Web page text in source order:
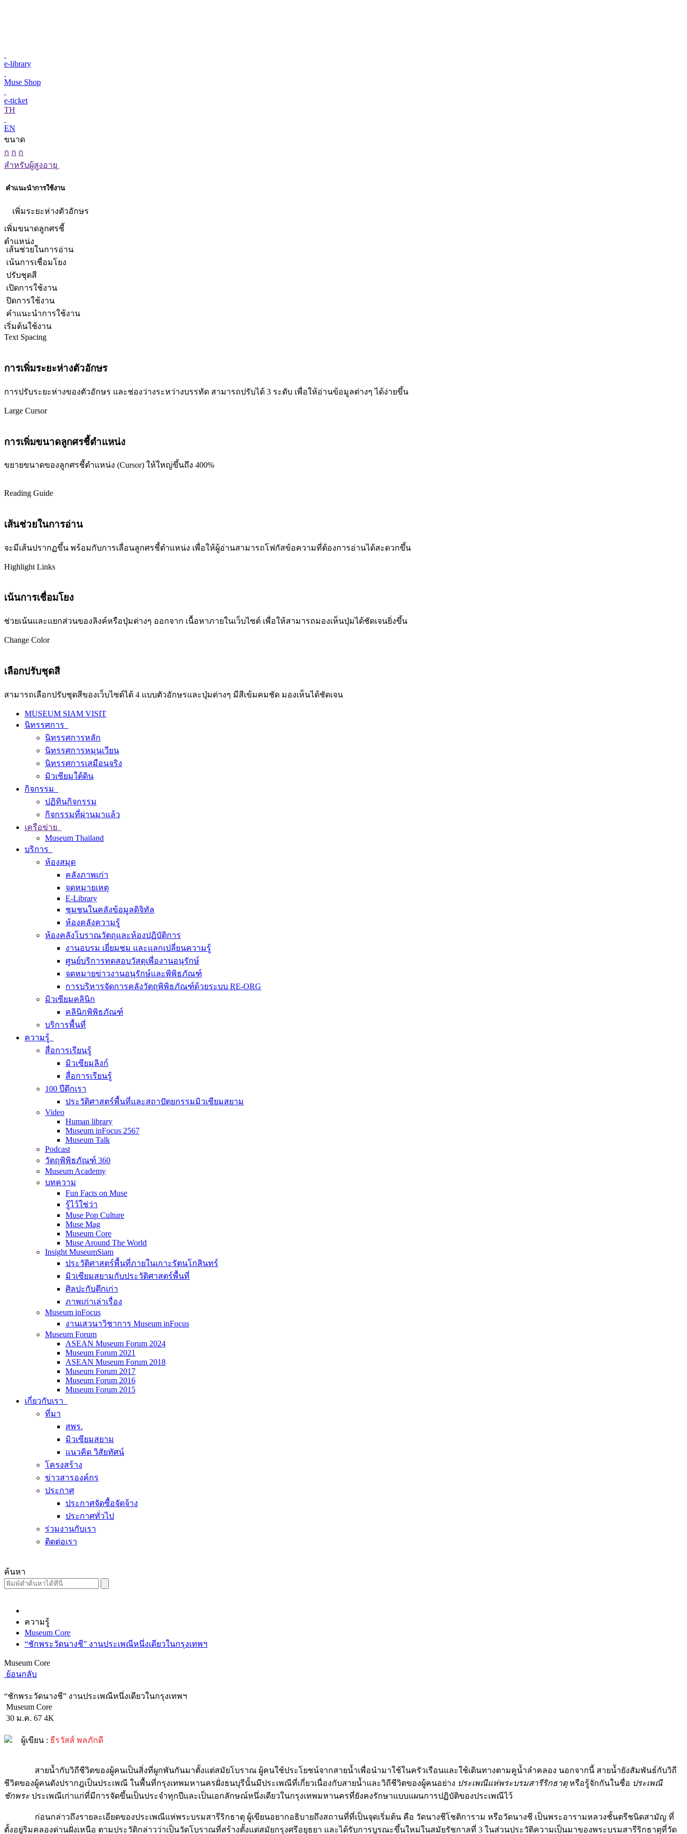
e-library
Muse Shop
e-ticket
TH
EN
ขนาด
ก ก ก
สำหรับผู้สูงอายุ
คำแนะนำการใช้งาน
เพิ่มระยะห่างตัวอักษร
เพิ่มขนาดลูกศรชี้
ตำแหน่ง
เส้นช่วยในการอ่าน
เน้นการเชื่อมโยง
ปรับชุดสี
เปิดการใช้งาน
ปิดการใช้งาน
คำแนะนำการใช้งาน
เริ่มต้นใช้งาน
Text Spacing
การเพิ่มระยะห่างตัวอักษร
การปรับระยะห่างของตัวอักษร และช่องว่างระหว่างบรรทัด สามารถปรับได้ 3 ระดับ เพื่อให้อ่านข้อมูลต่างๆ ได้ง่ายขึ้น
Large Cursor
การเพิ่มขนาดลูกศรชี้ตำแหน่ง
ขยายขนาดของลูกศรชี้ตำแหน่ง (Cursor) ให้ใหญ่ขึ้นถึง 400%
Reading Guide
เส้นช่วยในการอ่าน
จะมีเส้นปรากฏขึ้น พร้อมกับการเลื่อนลูกศรชี้ตำแหน่ง เพื่อให้ผู้อ่านสามารถโฟกัสข้อความที่ต้องการอ่านได้สะดวกขึ้น
Highlight Links
เน้นการเชื่อมโยง
ช่วยเน้นและแยกส่วนของลิงค์หรือปุ่มต่างๆ ออกจาก เนื้อหาภายในเว็บไซต์ เพื่อให้สามารถมองเห็นปุ่มได้ชัดเจนยิ่งขึ้น
Change Color
เลือกปรับชุดสี
สามารถเลือกปรับชุดสีของเว็บไซต์ได้ 4 แบบตัวอักษรและปุ่มต่างๆ มีสีเข้มคมชัด มองเห็นได้ชัดเจน
MUSEUM SIAM VISIT
นิทรรศการ
นิทรรศการหลัก
นิทรรศการหมุนเวียน
นิทรรศการเสมือนจริง
มิวเซียมใต้ดิน
กิจกรรม
ปฏิทินกิจกรรม
กิจกรรมที่ผ่านมาแล้ว
เครือข่าย
Museum Thailand
บริการ
ห้องสมุด
คลังภาพเก่า
จดหมายเหตุ
E-Library
ชุมชนในคลังข้อมูลดิจิทัล
ห้องคลังความรู้
ห้องคลังโบราณวัตถุและห้องปฏิบัติการ
งานอบรม เยี่ยมชม และแลกเปลี่ยนความรู้
ศูนย์บริการทดสอบวัสดุเพื่องานอนุรักษ์
จดหมายข่าวงานอนุรักษ์และพิพิธภัณฑ์
การบริหารจัดการคลังวัตถุพิพิธภัณฑ์ด้วยระบบ RE-ORG
มิวเซียมคลินิก
คลินิกพิพิธภัณฑ์
บริการพื้นที่
ความรู้
สื่อการเรียนรู้
มิวเซียมลิงก์
สื่อการเรียนรู้
100 ปีตึกเรา
ประวัติศาสตร์พื้นที่และสถาปัตยกรรมมิวเซียมสยาม
Video
Human library
Museum inFocus 2567
Museum Talk
Podcast
วัตถุพิพิธภัณฑ์ 360
Museum Academy
บทความ
Fun Facts on Muse
รู้ไว้ใช่ว่า
Muse Pop Culture
Muse Mag
Museum Core
Muse Around The World
Insight MuseumSiam
ประวัติศาสตร์พื้นที่ภายในเกาะรัตนโกสินทร์
มิวเซียมสยามกับประวัติศาสตร์พื้นที่
ศิลปะกับตึกเก่า
ภาพเก่าเล่าเรื่อง
Museum inFocus
งานเสวนาวิชาการ Museum inFocus
Museum Forum
ASEAN Museum Forum 2024
Museum Forum 2021
ASEAN Museum Forum 2018
Museum Forum 2017
Museum Forum 2016
Museum Forum 2015
เกี่ยวกับเรา
ที่มา
สพร.
มิวเซียมสยาม
แนวคิด วิสัยทัศน์
โครงสร้าง
ข่าวสารองค์กร
ประกาศ
ประกาศจัดซื้อจัดจ้าง
ประกาศทั่วไป
ร่วมงานกับเรา
ติดต่อเรา
ค้นหา
ความรู้
Museum Core
“ชักพระวัดนางชี” งานประเพณีหนึ่งเดียวในกรุงเทพฯ
Museum Core
ย้อนกลับ
“ชักพระวัดนางชี” งานประเพณีหนึ่งเดียวในกรุงเทพฯ
Museum Core
30 ม.ค. 67 4K
สายน้ำกับวิถีชีวิตของผู้คนเป็นสิ่งที่ผูกพันกันมาตั้งแต่สมัยโบราณ ผู้คนใช้ประโยชน์จากสายน้ำเพื่อนำมาใช้ในครัวเรือนและใช้เดินทางตามคูน้ำลำคลอง นอกจากนี้ สายน้ำยังสัมพันธ์กับวิถี
ชีวิตของผู้คนดังปรากฎเป็นประเพณี ในพื้นที่กรุงเทพมหานครฝั่งธนบุรีนั้นมีประเพณีที่เกี่ยวเนื่องกับสายน้ำและวิถีชีวิตของผู้คนอย่างประเพณีแห่พระบรมสารีริกธาตุ
ประเพณีเก่าแก่ที่มีการจัดขึ้นเป็นประจำทุกปีและเป็นเอกลักษณ์หนึ่งเดียวในกรุงเทพมหานครที่ยังคงรักษาแบบแผนการปฏิบัติของประเพณีไว้
ก่อนกล่าวถึงรายละเอียดของประเพณีแห่พระบรมสารีริกธาตุ ผู้เขียนอยากอธิบายถึงสถานที่ที่เป็นจุดเริ่มต้น คือ วัดนางชีโชติการาม หรือวัดนางชี เป็นพระอารามหลวงชั้นตรีชนิดสามัญ ที่